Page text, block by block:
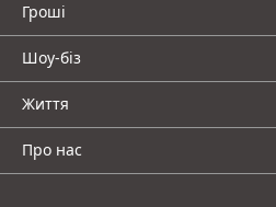
Гроші
Шоу-біз
Життя
Про нас